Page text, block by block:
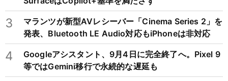
3
マランツが新型AVレシーバー「Cinema Series 2」を
発表、Bluetooth LE Audio対応もiPhoneは非対応
4
Googleアシスタント、9月4日に完全終了へ。Pixel 9
等ではGemini移行で永続的な遅延も